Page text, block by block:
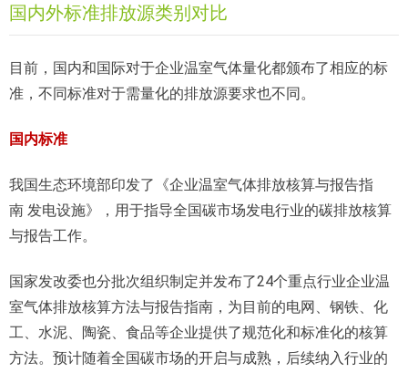
国内外标准排放源类别对比
目前，国内和国际对于企业温室气体量化都颁布了相应的标
准，不同标准对于需量化的排放源要求也不同。
国内标准
我国生态环境部印发了《企业温室气体排放核算与报告指
南 发电设施》，用于指导全国碳市场发电行业的碳排放核算
与报告工作。
国家发改委也分批次组织制定并发布了24个重点行业企业温
室气体排放核算方法与报告指南，为目前的电网、钢铁、化
工、水泥、陶瓷、食品等企业提供了规范化和标准化的核算
方法。预计随着全国碳市场的开启与成熟，后续纳入行业的